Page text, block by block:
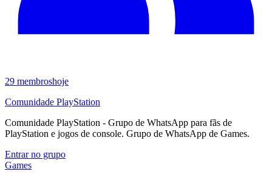
29 membroshoje
Comunidade PlayStation
Comunidade PlayStation - Grupo de WhatsApp para fãs de
PlayStation e jogos de console. Grupo de WhatsApp de Games.
Entrar no grupo
Games